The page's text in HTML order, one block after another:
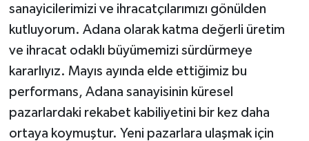
sanayicilerimizi ve ihracatçılarımızı gönülden
kutluyorum. Adana olarak katma değerli üretim
ve ihracat odaklı büyümemizi sürdürmeye
kararlıyız. Mayıs ayında elde ettiğimiz bu
performans, Adana sanayisinin küresel
pazarlardaki rekabet kabiliyetini bir kez daha
ortaya koymuştur. Yeni pazarlara ulaşmak için